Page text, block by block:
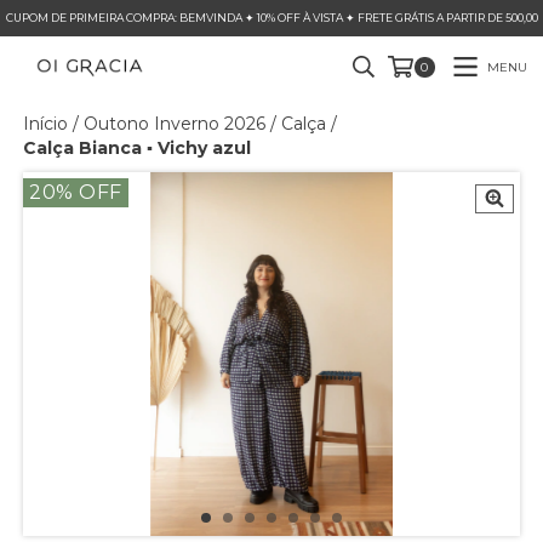
CUPOM DE PRIMEIRA COMPRA: BEMVINDA ✦ 10% OFF À VISTA ✦ FRETE GRÁTIS A PARTIR DE 500,00
0 MENU
Início / Outono Inverno 2026 / Calça /
Calça Bianca ▪ Vichy azul
20% OFF